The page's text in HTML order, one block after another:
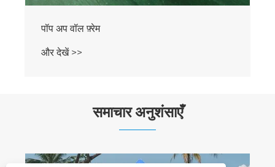
समाचार अनुशंसाएँ